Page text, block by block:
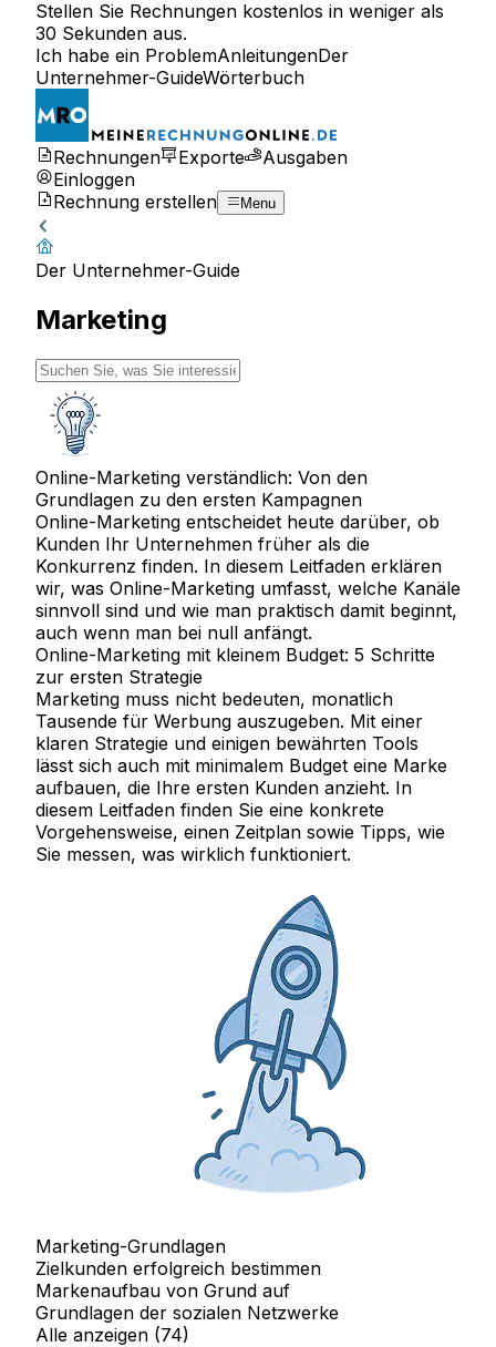
Stellen Sie Rechnungen kostenlos in weniger als
30 Sekunden aus.
Ich habe ein ProblemAnleitungenDer
Unternehmer-GuideWörterbuch
Rechnungen Exporte
Ausgaben
Einloggen
Rechnung erstellen
Menu
Der Unternehmer-Guide
Marketing
Online-Marketing verständlich: Von den
Grundlagen zu den ersten Kampagnen
Online-Marketing entscheidet heute darüber, ob
Kunden Ihr Unternehmen früher als die
Konkurrenz finden. In diesem Leitfaden erklären
wir, was Online-Marketing umfasst, welche Kanäle
sinnvoll sind und wie man praktisch damit beginnt,
auch wenn man bei null anfängt.
Online-Marketing mit kleinem Budget: 5 Schritte
zur ersten Strategie
Marketing muss nicht bedeuten, monatlich
Tausende für Werbung auszugeben. Mit einer
klaren Strategie und einigen bewährten Tools
lässt sich auch mit minimalem Budget eine Marke
aufbauen, die Ihre ersten Kunden anzieht. In
diesem Leitfaden finden Sie eine konkrete
Vorgehensweise, einen Zeitplan sowie Tipps, wie
Sie messen, was wirklich funktioniert.
Marketing-Grundlagen
Zielkunden erfolgreich bestimmen
Markenaufbau von Grund auf
Grundlagen der sozialen Netzwerke
Alle anzeigen (74)